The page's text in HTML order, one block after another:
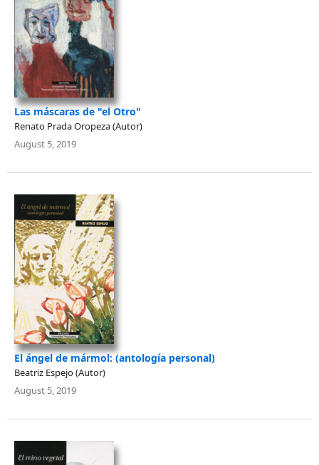
Las máscaras de "el Otro"
Renato Prada Oropeza (Autor)
August 5, 2019
El ángel de mármol: (antología personal)
Beatriz Espejo (Autor)
August 5, 2019